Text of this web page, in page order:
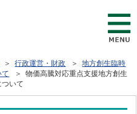
＞行政運営・財政 ＞地方創生臨時
＞ 物価高騰対応重点支援地方創生
いて